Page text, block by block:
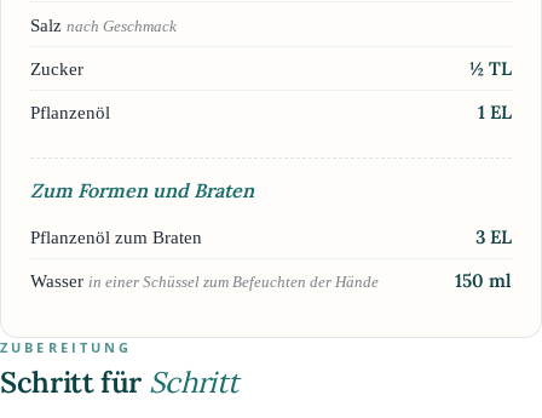
Salz nach Geschmack
Zucker ½ TL
Pflanzenöl 1 EL
Zum Formen und Braten
Pflanzenöl zum Braten 3 EL
Wasser in einer Schüssel zum Befeuchten der Hände 150 ml
ZUBEREITUNG
Schritt für Schritt